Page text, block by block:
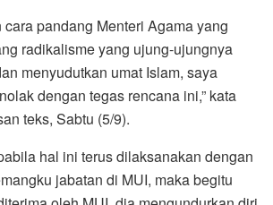
cara pandang Menteri Agama yang
radikalisme yang ujung-ujungnya
menyudutkan umat Islam, saya
dengan tegas rencana ini,” kata
teks, Sabtu (5/9).
hal ini terus dilaksanakan dengan
jabatan di MUI, maka begitu